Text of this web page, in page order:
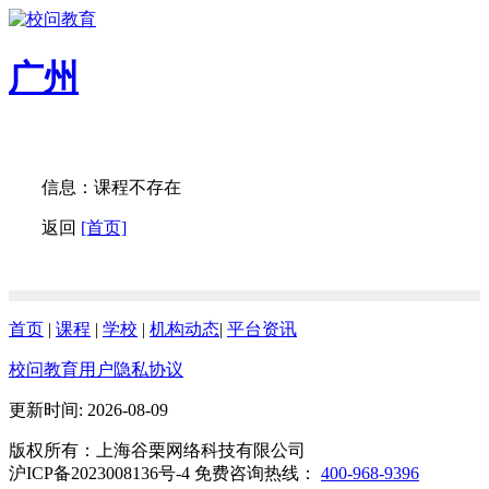
广州
信息：课程不存在
返回 [首页]
首页 | 课程 | 学校 | 机构动态| 平台资讯
校问教育用户隐私协议
更新时间: 2026-08-09
版权所有：上海谷栗网络科技有限公司
沪ICP备2023008136号-4 免费咨询热线： 400-968-9396